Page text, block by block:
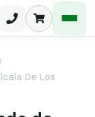
De Los